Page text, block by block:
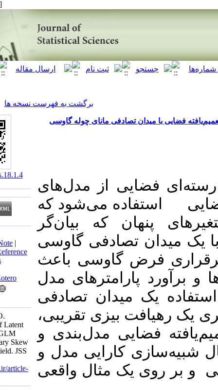
برگشت به فهرست نسخه ها
تصادفی مانای چوله گاوسی
از مدل‌های
می‌شود که
که بیان‌گر
تصادفی گاوسی
گاوسی باعث
پارامترهای مدل
میدان تصادفی
بیزی تقریبی،
مدل‌بندی و
کارایی مدل و
یک مثال واقعی
Download citation:
BibTeX
RIS |EndNote|
Medlars
Reference
RefWorks
Send citation to:
Mendeley
Zotero
Hosseini F, Karimi O.
Bayesian Analysis of Latent
Variables in Spatial GLM
Models with Stationary Skew
Gaussian Random Field. JSS
2024; 18 (1) :57-72
URL:http://jss.irstat.ir/article-
1-876-fa.html